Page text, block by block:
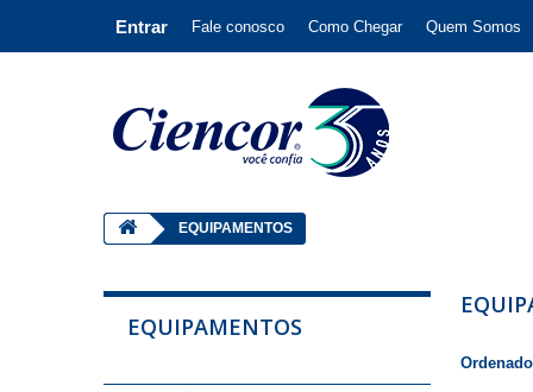
Entrar Fale conosco Como Chegar Quem Somos
EQUIPAMENTOS
EQUIPAMENTOS